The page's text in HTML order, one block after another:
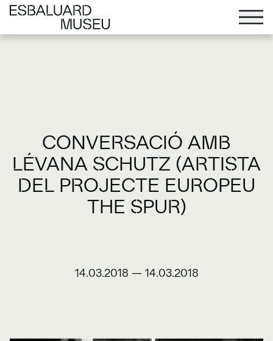
CONVERSACIÓ AMB
LÉVANA SCHUTZ (ARTISTA
DEL PROJECTE EUROPEU
THE SPUR)
14.03.2018 — 14.03.2018